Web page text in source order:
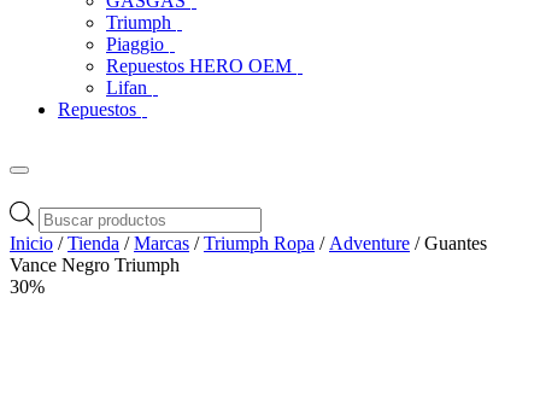
Triumph
Piaggio
Repuestos HERO OEM
Lifan
Repuestos
Búsqueda
de
productos
Inicio /Tienda /Marcas /Triumph Ropa / Adventure / Guantes
Vance Negro Triumph
30%